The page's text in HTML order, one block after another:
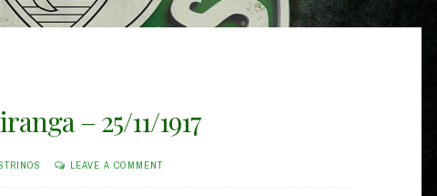
– 25/11/1917
LEAVE A COMMENT